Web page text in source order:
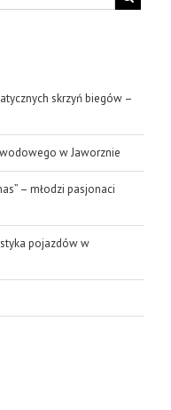
skrzyń biegów –
w Jaworznie
– młodzi pasjonaci
pojazdów w